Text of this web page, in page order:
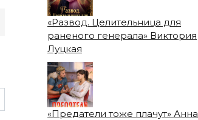
«Развод. Целительница для
раненого генерала» Виктория
Луцкая
«Предатели тоже плачут» Анна